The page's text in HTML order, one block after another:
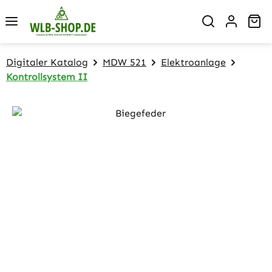
Zum Hauptinhalt springen
Digitaler Katalog MDW 521
Elektroanlage
Kontrollsystem II
Bildergalerie überspringen